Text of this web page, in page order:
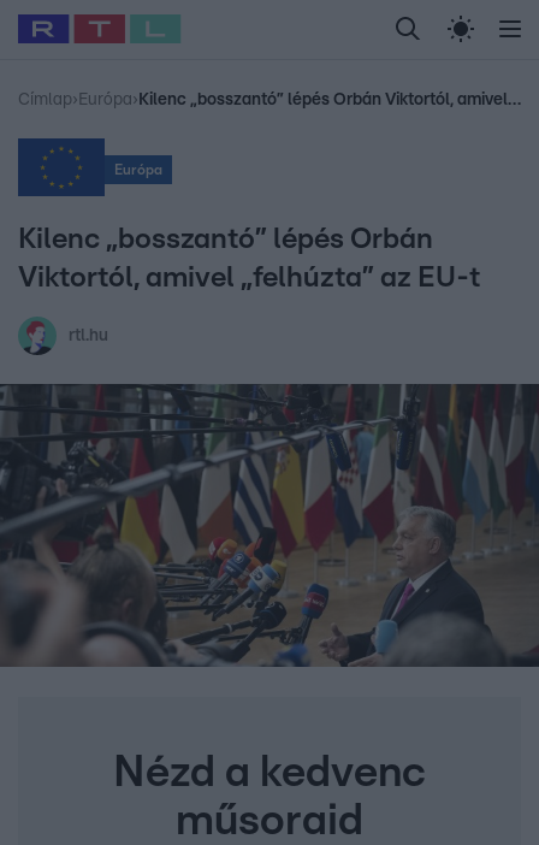
Legfrissebb RTL Híradó Randi Celeb vagyok,
Babits Marcella Most Wanted Gallusz
Címlap› Európa› Kilenc „bosszantó” lépés Orbán Viktortól, amivel „felhúzta” az EU-t
Európa
Kilenc „bosszantó” lépés Orbán
Viktortól, amivel „felhúzta” az EU-t
rtl.hu
Nézd a kedvenc
műsoraid